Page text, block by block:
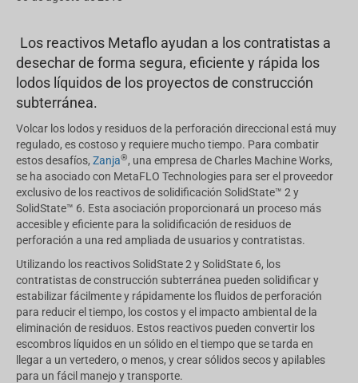
Los reactivos Metaflo ayudan a los contratistas a
desechar de forma segura, eficiente y rápida los
lodos líquidos de los proyectos de construcción
subterránea.
Volcar los lodos y residuos de la perforación direccional está muy
regulado, es costoso y requiere mucho tiempo. Para combatir
estos desafíos, Zanja®, una empresa de Charles Machine Works,
se ha asociado con MetaFLO Technologies para ser el proveedor
exclusivo de los reactivos de solidificación SolidState™ 2 y
SolidState™ 6. Esta asociación proporcionará un proceso más
accesible y eficiente para la solidificación de residuos de
perforación a una red ampliada de usuarios y contratistas.
Utilizando los reactivos SolidState 2 y SolidState 6, los
contratistas de construcción subterránea pueden solidificar y
estabilizar fácilmente y rápidamente los fluidos de perforación
para reducir el tiempo, los costos y el impacto ambiental de la
eliminación de residuos. Estos reactivos pueden convertir los
escombros líquidos en un sólido en el tiempo que se tarda en
llegar a un vertedero, o menos, y crear sólidos secos y apilables
para un fácil manejo y transporte.